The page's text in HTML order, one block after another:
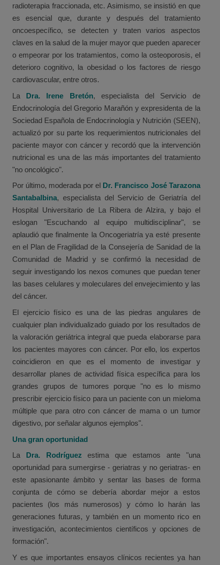
radioterapia fraccionada, etc. Asimismo, se insistió en que
es esencial que, durante y después del tratamiento
oncoespecífico, se detecten y traten varios aspectos
claves en la salud de la mujer mayor que pueden aparecer
o empeorar por los tratamientos, como la osteoporosis, el
deterioro cognitivo, la obesidad o los factores de riesgo
cardiovascular, entre otros.
La Dra. Irene Bretón, especialista del Servicio de
Endocrinología del Gregorio Marañón y expresidenta de la
Sociedad Española de Endocrinología y Nutrición (SEEN),
actualizó por su parte los requerimientos nutricionales del
paciente mayor con cáncer y recordó que la intervención
nutricional es una de las más importantes del tratamiento
"no oncológico".
Por último, moderada por el Dr. Francisco José Tarazona
Santabalbina, especialista del Servicio de Geriatría del
Hospital Universitario de La Ribera de Alzira, y bajo el
eslogan "Escuchando al equipo multidisciplinar", se
aplaudió que finalmente la Oncogeriatría ya esté presente
en el Plan de Fragilidad de la Consejería de Sanidad de la
Comunidad de Madrid y se confirmó la necesidad de
seguir investigando los nexos comunes que puedan tener
las bases celulares y moleculares del envejecimiento y las
del cáncer.
El ejercicio físico es una de las piedras angulares de
cualquier plan individualizado guiado por los resultados de
la valoración geriátrica integral que pueda elaborarse para
los pacientes mayores con cáncer. Por ello, los expertos
coincidieron en que es el momento de investigar y
desarrollar planes de actividad física específica para los
grandes grupos de tumores porque "no es lo mismo
prescribir ejercicio físico para un paciente con un mieloma
múltiple que para otro con cáncer de mama o un tumor
digestivo, por señalar algunos ejemplos".
Una gran oportunidad
La Dra. Rodríguezestima que estamos ante "una
oportunidad para sumergirse - geriatras y no geriatras- en
este apasionante ámbito y sentar las bases de forma
conjunta de cómo se debería abordar mejor a estos
pacientes (los más numerosos) y cómo lo harán las
generaciones futuras, y también en un momento rico en
investigación, acontecimientos científicos y opciones de
formación".
Y es que importantes ensayos clínicos recientes ya han